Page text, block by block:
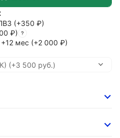
(+350 ₽)
₽)
мес (+2 000 ₽)